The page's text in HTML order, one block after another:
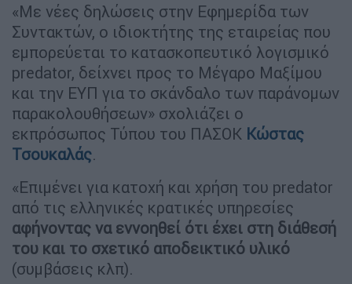
«Με νέες δηλώσεις στην Εφημερίδα των
Συντακτών, ο ιδιοκτήτης της εταιρείας που
εμπορεύεται το κατασκοπευτικό λογισμικό
predator, δείχνει προς το Μέγαρο Μαξίμου
και την ΕΥΠ για το σκάνδαλο των παράνομων
παρακολουθήσεων» σχολιάζει ο
εκπρόσωπος Τύπου του ΠΑΣΟΚ Κώστας
Τσουκαλάς.
«Επιμένει για κατοχή και χρήση του predator
από τις ελληνικές κρατικές υπηρεσίες
αφήνοντας να εννοηθεί ότι έχει στη διάθεσή
του και το σχετικό αποδεικτικό υλικό
(συμβάσεις κλπ).